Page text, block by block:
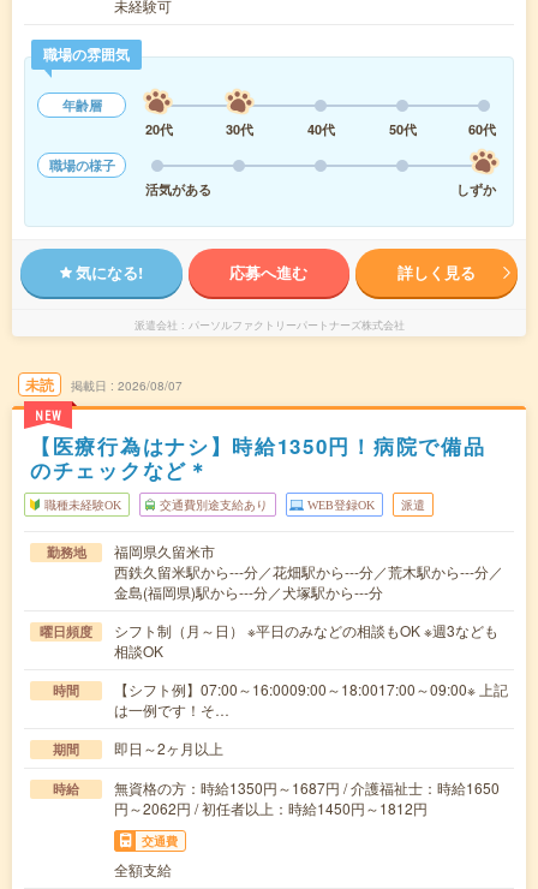
未経験可
職場の雰囲気
年齢層
20代
30代 40代 50代
60代
職場の様子
活気がある
しずか
気になる! 応募へ進む 詳しく見る
派遣会社 パーソルファクトリーパートナーズ株式会社
未読
NEW
掲載日 2026/08/07
【医療行為はナシ】時給1350円！病院で備品
のチェックなど＊
職種未経験OK 交通費別途支給あり WEB登録OK 派遣
勤務地
福岡県久留米市
西鉄久留米駅から---分／花畑駅から---分／荒木駅から---分／
金島(福岡県)駅から---分／犬塚駅から---分
曜日頻度
シフト制（月～日） ※平日のみなどの相談もOK ※週3なども
相談OK
時間
【シフト例】07:00～16:0009:00～18:0017:00～09:00※ 上記
は一例です！そ…
期間 即日～2ヶ月以上
時給
無資格の方：時給1350円～1687円 / 介護福祉士：時給1650
円～2062円 / 初任者以上：時給1450円～1812円
交通費
全額支給